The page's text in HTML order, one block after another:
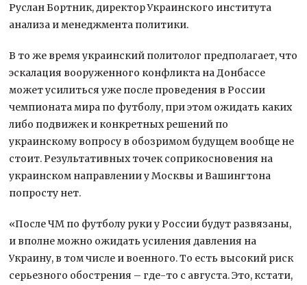
Руслан Бортник, директор Украинского института
анализа и менеджмента политики.
В то же время украинский политолог предполагает, что
эскалация вооруженного конфликта на Донбассе
может усилиться уже после проведения в России
чемпионата мира по футболу, при этом ожидать каких
либо подвижек и конкретных решений по
украинскому вопросу в обозримом будущем вообще не
стоит. Результативных точек соприкосновения на
украинском направлении у Москвы и Вашингтона
попросту нет.
«После ЧМ по футболу руки у России будут развязаны,
и вполне можно ожидать усиления давления на
Украину, в том числе и военного. То есть высокий риск
серьезного обострения – где-то с августа. Это, кстати,